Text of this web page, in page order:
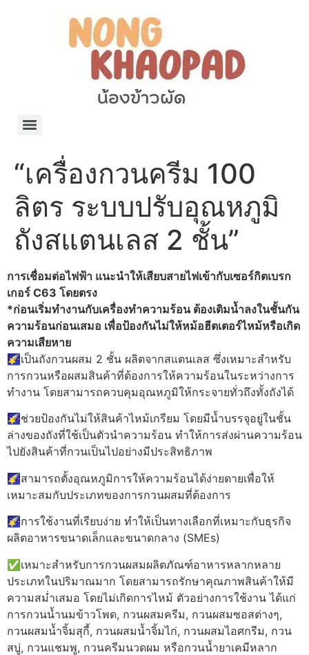
“เครื่องกวนครีม 100
ลิตร ระบบปรับอุณหภูมิ
ถังสแตนเลส 2 ชั้น”
การเชื่อมต่อไฟฟ้า แนะนำให้เสียบสายไฟเข้ากับเซอร์กิตเบรก
เกอร์ C63 โดยตรง
*ก่อนเริ่มทำงานกับเครื่องทำความร้อน ต้องเติมน้ำลงในชั้นกัน
ความร้อนก่อนเสมอ เพื่อป้องกันไม่ให้หม้อฮีตเตอร์ไหม้หรือเกิด
ความเสียหาย
🌠เป็นถังกวนผสม 2 ชั้น ผลิตจากสแตนเลส ซึ่งเหมาะสำหรับ
การกวนหรือผสมสินค้าที่ต้องการให้ความร้อนในระหว่างการ
ทำงาน โดยสามารถควบคุมอุณหภูมิให้กระจายทั่วถึงทั้งถังได้
🌠ช่วยป้องกันไม่ให้สินค้าไหม้เกรียม โดยมีน้ำบรรจุอยู่ในชั้น
ล่างของถังที่ใช้เป็นตัวนำความร้อน ทำให้การส่งผ่านความร้อน
ไปยังสินค้าที่กวนเป็นไปอย่างมีประสิทธิภาพ
🌠สามารถตั้งอุณหภูมิการให้ความร้อนได้ง่ายดายเพื่อให้
เหมาะสมกับประเภทของการกวนผสมที่ต้องการ
🌠การใช้งานที่เรียบง่าย ทำให้เป็นทางเลือกที่เหมาะกับธุรกิจ
ผลิตอาหารขนาดเล็กและขนาดกลาง (SMEs)
✅เหมาะสำหรับการกวนผสมผลิตภัณฑ์อาหารหลากหลาย
ประเภทในปริมาณมาก โดยสามารถรักษาคุณภาพสินค้าให้มี
ความสม่ำเสมอ โดยไม่เกิดการไหม้ ตัวอย่างการใช้งาน ได้แก่
การกวนน้ำนมข้าวโพด, กวนผสมครีม, กวนผสมซอสต่างๆ,
กวนผสมน้ำจิ้มสุกี้, กวนผสมน้ำจิ้มไก่, กวนผสมไอศกรีม, กวน
สบู่, กวนแชมพู, กวนครีมนวดผม หรือกวนน้ำยาเคมีหลาก